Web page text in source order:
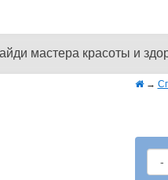
мастера красоты и
→